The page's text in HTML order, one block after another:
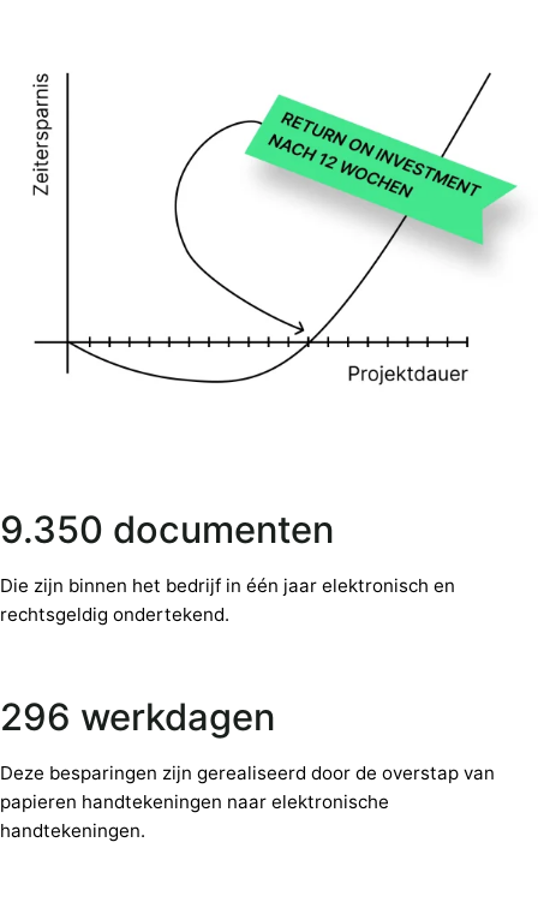
9.350 documenten
Die zijn binnen het bedrijf in één jaar elektronisch en
rechtsgeldig ondertekend.
296 werkdagen
Deze besparingen zijn gerealiseerd door de overstap van
papieren handtekeningen naar elektronische
handtekeningen.